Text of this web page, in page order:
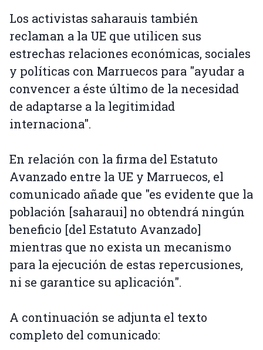
Los activistas saharauis también
reclaman a la UE que utilicen sus
estrechas relaciones económicas, sociales
y políticas con Marruecos para "ayudar a
convencer a éste último de la necesidad
de adaptarse a la legitimidad
internaciona".
En relación con la firma del Estatuto
Avanzado entre la UE y Marruecos, el
comunicado añade que "es evidente que la
población [saharaui] no obtendrá ningún
beneficio [del Estatuto Avanzado]
mientras que no exista un mecanismo
para la ejecución de estas repercusiones,
ni se garantice su aplicación".
A continuación se adjunta el texto
completo del comunicado: